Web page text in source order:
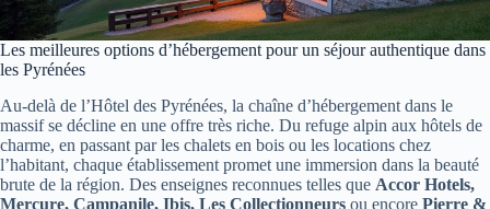
Les meilleures options d’hébergement pour un séjour authentique dans
les Pyrénées
Au-delà de l’Hôtel des Pyrénées, la chaîne d’hébergement dans le
massif se décline en une offre très riche. Du refuge alpin aux hôtels de
charme, en passant par les chalets en bois ou les locations chez
l’habitant, chaque établissement promet une immersion dans la beauté
brute de la région. Des enseignes reconnues telles que Accor Hotels,
Mercure, Campanile, Ibis, Les Collectionneurs ou encore Pierre &